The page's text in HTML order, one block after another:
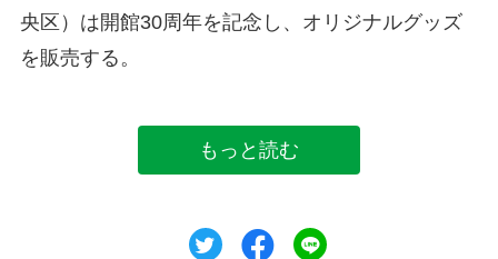
央区）は開館30周年を記念し、オリジナルグッズ
を販売する。
もっと読む
ツイートシェア